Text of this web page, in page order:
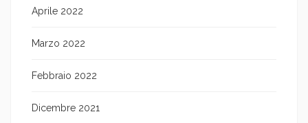
Aprile 2022
Marzo 2022
Febbraio 2022
Dicembre 2021